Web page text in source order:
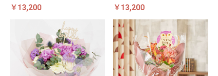
￥13,200 ￥13,200